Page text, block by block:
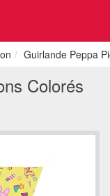
Guirlande Peppa
Colorés